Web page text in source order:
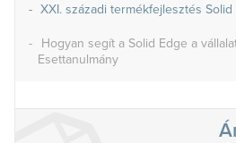
XXI. századi termékfejlesztés Solid
Hogyan segít a Solid Edge a
Esettanulmány